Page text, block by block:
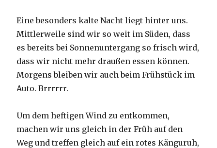
Eine besonders kalte Nacht liegt hinter uns.
Mittlerweile sind wir so weit im Süden, dass
es bereits bei Sonnenuntergang so frisch wird,
dass wir nicht mehr draußen essen können.
Morgens bleiben wir auch beim Frühstück im
Auto. Brrrrrr.
Um dem heftigen Wind zu entkommen,
machen wir uns gleich in der Früh auf den
Weg und treffen gleich auf ein rotes Känguruh,